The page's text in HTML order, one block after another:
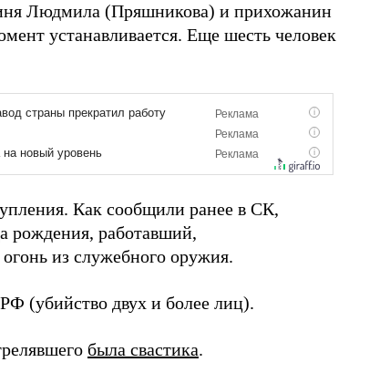
Людмила (Пряшникова) и прихожанин
устанавливается. Еще шесть человек
Как сообщили ранее в СК,
рождения, работавший,
из служебного оружия.
(убийство двух и более лиц).
была свастика.